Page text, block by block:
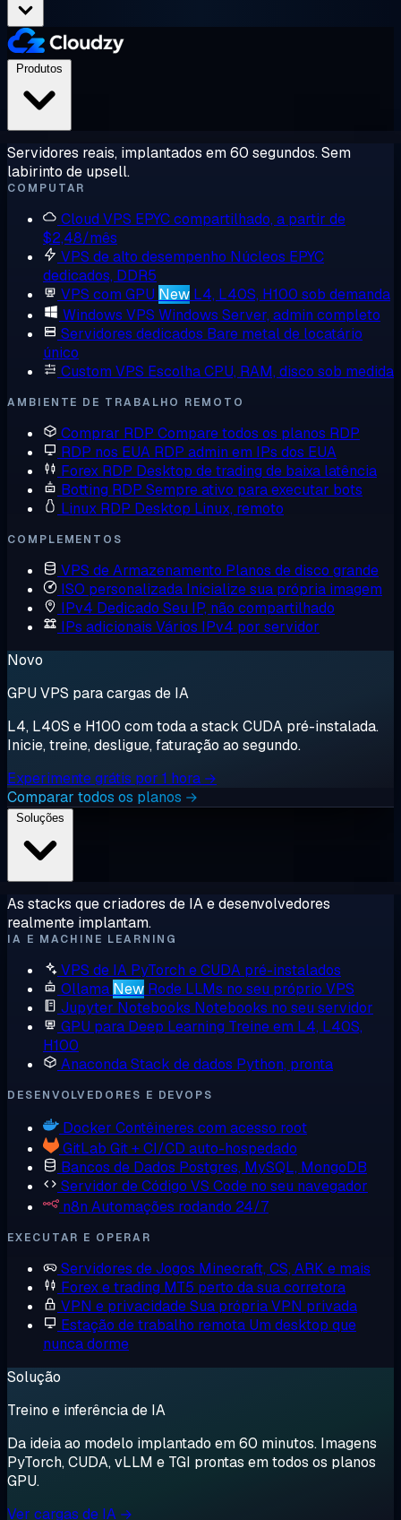
Servidores reais, implantados em 60 segundos. Sem
labirinto de upsell.
COMPUTAR
Cloud VPS EPYC compartilhado, a partir de
$2,48/mês
VPS de alto desempenho Núcleos EPYC
dedicados, DDR5
VPS com GPU New L4, L40S, H100 sob demanda
Windows VPS Windows Server, admin completo
Servidores dedicados Bare metal de locatário
único
Custom VPS Escolha CPU, RAM, disco sob medida
AMBIENTE DE TRABALHO REMOTO
Comprar RDP Compare todos os planos RDP
RDP nos EUA RDP admin em IPs dos EUA
Forex RDP Desktop de trading de baixa latência
Botting RDP Sempre ativo para executar bots
Linux RDP Desktop Linux, remoto
COMPLEMENTOS
VPS de Armazenamento Planos de disco grande
ISO personalizada Inicialize sua própria imagem
IPv4 Dedicado Seu IP, não compartilhado
IPs adicionais Vários IPv4 por servidor
Novo
GPU VPS para cargas de IA
L4, L40S e H100 com toda a stack CUDA pré-instalada.
Inicie, treine, desligue, faturação ao segundo.
Experimente grátis por 1 hora →
Comparar todos os planos →
As stacks que criadores de IA e desenvolvedores
realmente implantam.
IA E MACHINE LEARNING
VPS de IA PyTorch e CUDA pré-instalados
Ollama New Rode LLMs no seu próprio VPS
Jupyter Notebooks Notebooks no seu servidor
GPU para Deep Learning Treine em L4, L40S,
H100
AnacondaStack de dados Python, pronta
DESENVOLVEDORES E DEVOPS
Docker Contêineres com acesso root
GitLab Git + CI/CD auto-hospedado
Bancos de Dados Postgres, MySQL, MongoDB
Servidor de Código VS Code no seu navegador
n8n Automações rodando 24/7
EXECUTAR E OPERAR
Servidores de Jogos Minecraft, CS, ARK e mais
Forex e trading MT5 perto da sua corretora
VPN e privacidadeSua própria VPN privada
Estação de trabalho remota Um desktop que
nunca dorme
Solução
Treino e inferência de IA
Da ideia ao modelo implantado em 60 minutos. Imagens
PyTorch, CUDA, vLLM e TGI prontas em todos os planos
GPU.
Ver cargas de IA →